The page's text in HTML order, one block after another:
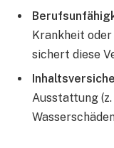
Krankheit
sichert diese
Ausstattung